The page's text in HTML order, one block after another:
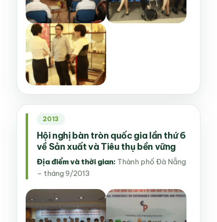
2013
Hội nghị bàn tròn quốc gia lần thứ 6
về Sản xuất và Tiêu thụ bền vững
Địa điểm và thời gian: Thành phố Đà Nẵng
– tháng 9/2013